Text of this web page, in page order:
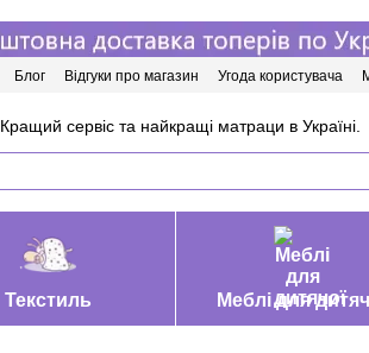
Блог Відгуки про магазин Угода користувача
Кращий сервіс та найкращі матраци в Україні.
Текстиль Меблі для